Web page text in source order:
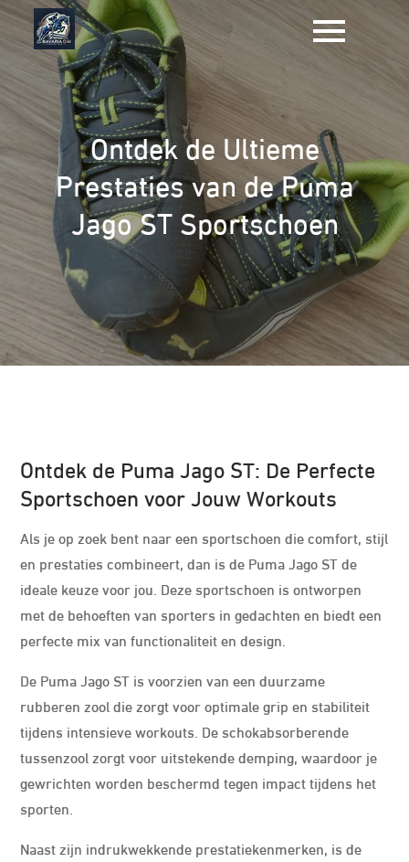
Naar
inhoud
gaan
Ontdek de Ultieme
Prestaties van de Puma
Jago ST Sportschoen
Ontdek de Puma Jago ST: De Perfecte
Sportschoen voor Jouw Workouts
Als je op zoek bent naar een sportschoen die comfort, stijl
en prestaties combineert, dan is de Puma Jago ST de
ideale keuze voor jou. Deze sportschoen is ontworpen
met de behoeften van sporters in gedachten en biedt een
perfecte mix van functionaliteit en design.
De Puma Jago ST is voorzien van een duurzame
rubberen zool die zorgt voor optimale grip en stabiliteit
tijdens intensieve workouts. De schokabsorberende
tussenzool zorgt voor uitstekende demping, waardoor je
gewrichten worden beschermd tegen impact tijdens het
sporten.
Naast zijn indrukwekkende prestatiekenmerken, is de